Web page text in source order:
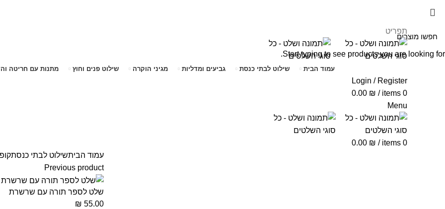
תפריט
עמוד הבית שילוט לבתי כנסת גביעים ומדליות מגיני הוקרה שילוט פנים וחוץ מתנות עם חריטה
Login / Register
0
items
/
0.00 ₪
Menu
0
items
/
0.00 ₪
עמוד הביתשילוט לבתי כנסת
Previous product
שלט לספר תורה עם שרשרת
55.00
₪
Start typing to see products you are looking for.